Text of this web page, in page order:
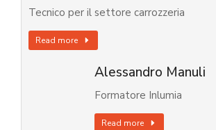
Tecnico per il settore carrozzeria
Read more
Alessandro Manuli
Formatore Inlumia
Read more